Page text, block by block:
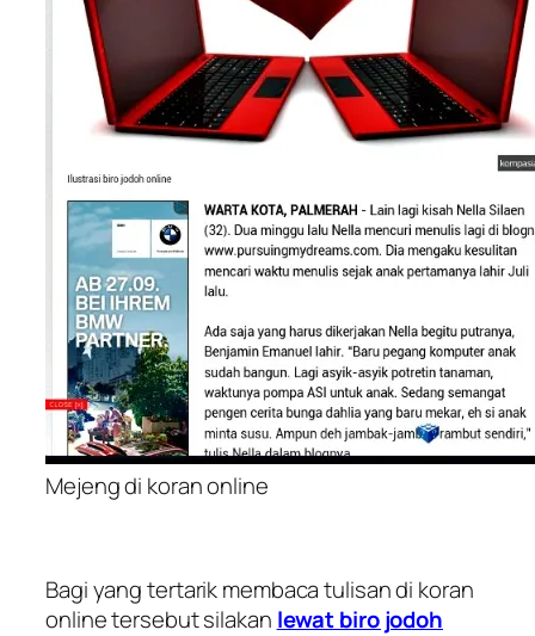
Mejeng di koran online
Bagi yang tertarik membaca tulisan di koran
online tersebut silakan lewat biro jodoh